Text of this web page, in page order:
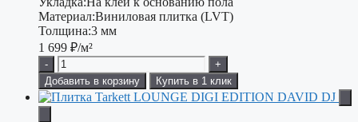
Материал:Виниловая плитка (LVT)
Толщина:3 мм
1 699 ₽/м²
-
+
Добавить в корзину
Купить в 1 клик